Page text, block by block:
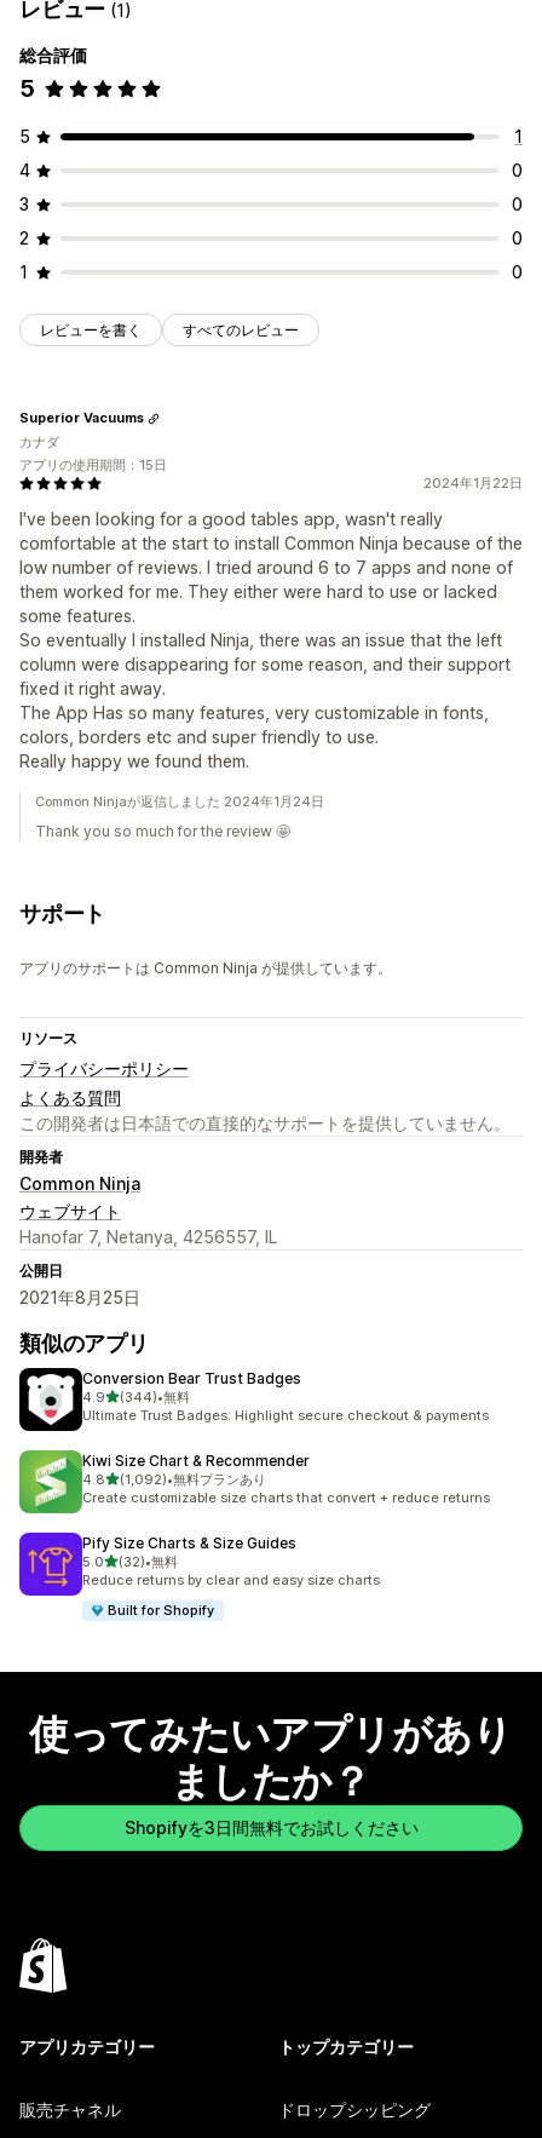
レビュー (1)
総合評価
5
5
1
4
0
3
0
2
0
1
0
レビューを書く すべてのレビュー
2024年1月22日
I've been looking for a good tables app, wasn't really
comfortable at the start to install Common Ninja because of the
low number of reviews. I tried around 6 to 7 apps and none of
them worked for me. They either were hard to use or lacked
some features.
So eventually I installed Ninja, there was an issue that the left
column were disappearing for some reason, and their support
fixed it right away.
The App Has so many features, very customizable in fonts,
colors, borders etc and super friendly to use.
Really happy we found them.
Superior Vacuums
カナダ
アプリの使用期間：15日
Common Ninjaが返信しました 2024年1月24日
Thank you so much for the review 🤩
サポート
アプリのサポートは Common Ninja が提供しています。
リソース
プライバシーポリシー
よくある質問
この開発者は日本語での直接的なサポートを提供していません。
開発者
Common Ninja
ウェブサイト
Hanofar 7, Netanya, 4256557, IL
公開日
2021年8月25日
類似のアプリ
Conversion Bear Trust Badges
4.95つ星中
(344)
合計レビュー数：344件
•無料
Ultimate Trust Badges: Highlight secure checkout & payments
Kiwi Size Chart & Recommender
4.85つ星中
(1,092)
合計レビュー数：1092件
•無料プランあり
Create customizable size charts that convert + reduce returns
Pify Size Charts & Size Guides
5.05つ星中
(32)
合計レビュー数：32件
•無料
Reduce returns by clear and easy size charts
Built for Shopify
使ってみたいアプリがあり
ましたか？
Shopifyを3日間無料でお試しください
アプリカテゴリー
販売チャネル
トップカテゴリー
ドロップシッピング